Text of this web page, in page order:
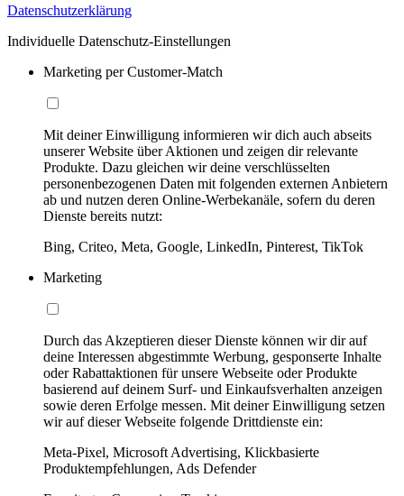
Datenschutzerklärung
Individuelle Datenschutz-Einstellungen
Marketing per Customer-Match
Mit deiner Einwilligung informieren wir dich auch abseits
unserer Website über Aktionen und zeigen dir relevante
Produkte. Dazu gleichen wir deine verschlüsselten
personenbezogenen Daten mit folgenden externen Anbietern
ab und nutzen deren Online-Werbekanäle, sofern du deren
Dienste bereits nutzt:
Bing, Criteo, Meta, Google, LinkedIn, Pinterest, TikTok
Marketing
Durch das Akzeptieren dieser Dienste können wir dir auf
deine Interessen abgestimmte Werbung, gesponserte Inhalte
oder Rabattaktionen für unsere Webseite oder Produkte
basierend auf deinem Surf- und Einkaufsverhalten anzeigen
sowie deren Erfolge messen. Mit deiner Einwilligung setzen
wir auf dieser Webseite folgende Drittdienste ein:
Meta-Pixel, Microsoft Advertising, Klickbasierte
Produktempfehlungen, Ads Defender